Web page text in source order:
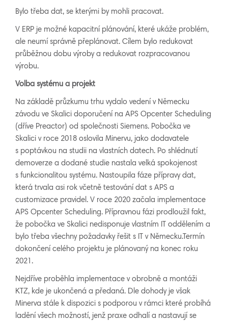
Bylo třeba dat, se kterými by mohli pracovat.
V ERP je možné kapacitní plánování, které ukáže problém,
ale neumí správně přeplánovat. Cílem bylo redukovat
průběžnou dobu výroby a redukovat rozpracovanou
výrobu.
Volba systému a projekt
Na základě průzkumu trhu vydalo vedení v Německu
závodu ve Skalici doporučení na APS Opcenter Scheduling
(dříve Preactor) od společnosti Siemens. Pobočka ve
Skalici v roce 2018 oslovila Minervu, jako dodavatele
s poptávkou na studii na vlastních datech. Po shlédnutí
demoverze a dodané studie nastala velká spokojenost
s funkcionalitou systému. Nastoupila fáze přípravy dat,
která trvala asi rok včetně testování dat s APS a
customizace pravidel. V roce 2020 začala implementace
APS Opcenter Scheduling. Přípravnou fázi prodloužil fakt,
že pobočka ve Skalici nedisponuje vlastním IT oddělením a
bylo třeba všechny požadavky řešit s IT v Německu.Termín
dokončení celého projektu je plánovaný na konec roku
2021.
Nejdříve proběhla implementace v obrobně a montáži
KTZ, kde je ukončená a předaná. Dle dohody je však
Minerva stále k dispozici s podporou v rámci které probíhá
ladění všech možností, jenž praxe odhalí a nastavují se